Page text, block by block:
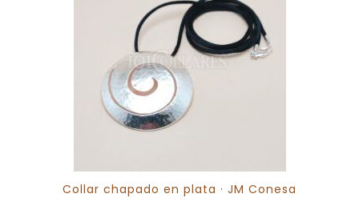
Collar chapado en plata · JM Conesa